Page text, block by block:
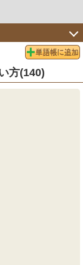
方(140)